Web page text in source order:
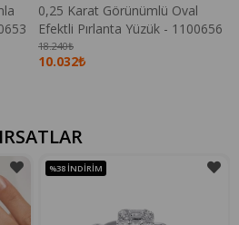
0,25 Karat Görünümlü Oval
Efektli Pırlanta Yüzük - 1100656
10.032₺
18.240₺
%38 İNDIRIM